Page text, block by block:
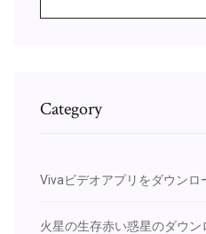
Category
Vivaビデオアプリをダウンロ
火星の生存赤い惑星のダウ